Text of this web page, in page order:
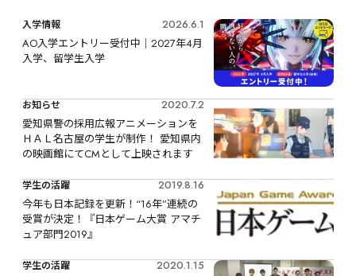
入学情報
2026.6.1
AO入学エントリー受付中｜2027年4月
入学、留学生入学
お知らせ
2020.7.2
愛知県警の採用広報アニメーションを
ＨＡＬ名古屋の学生が制作！ 愛知県内
の映画館にてCMとして上映されます
学生の活躍
2019.8.16
今年も日本記録を更新！“16年”連続の
受賞が決定！『日本ゲーム大賞 アマチ
ュア部門2019』
学生の活躍
2020.1.15